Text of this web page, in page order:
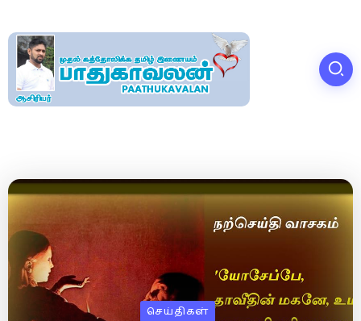
செய்திகள்